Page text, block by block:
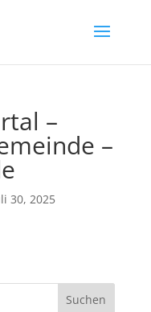
–
–
30, 2025
Suchen